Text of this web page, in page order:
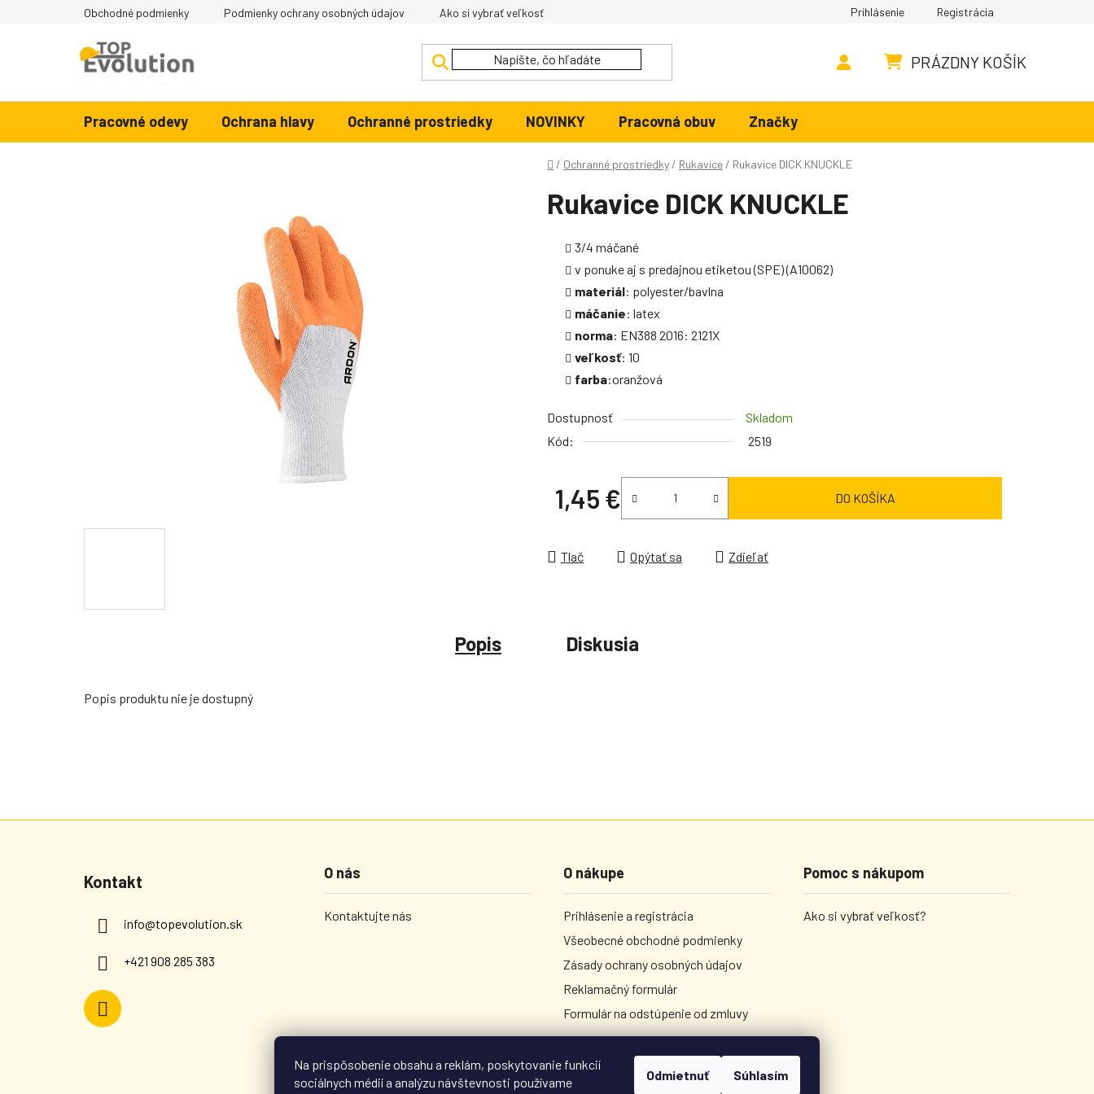
Na prispôsobenie obsahu a reklám, poskytovanie funkcií
sociálnych médií a analýzu návštevnosti používame
Odmietnuť Súhlasím
Obchodné podmienky Podmienky ochrany osobných údajov Ako si vybrať veľkosť Prihlásenie Registrácia
PRÁZDNY KOŠÍK
Pracovné odevy Ochrana hlavy Ochranné prostriedky NOVINKY Pracovná obuv Značky
Domov
/ Ochranné prostriedky / Rukavice / Rukavice DICK KNUCKLE
Rukavice DICK KNUCKLE
3/4 máčané
v ponuke aj s predajnou etiketou (SPE) (A10062)
materiál: polyester/bavlna
máčanie: latex
norma: EN388 2016: 2121X
veľkosť: 10
farba:oranžová
Dostupnosť
Skladom
Kód:
2519
1,45 €
Jednotková cena:
DO KOŠÍKA
Tlač Opýtať sa Zdieľať
Popis Diskusia
Popis produktu nie je dostupný
Kontakt
info@topevolution.sk
+421 908 285 383
O nás
Kontaktujte nás
O nákupe
Prihlásenie a registrácia
Všeobecné obchodné podmienky
Zásady ochrany osobných údajov
Reklamačný formulár
Formulár na odstúpenie od zmluvy
Pomoc s nákupom
Ako si vybrať veľkosť?